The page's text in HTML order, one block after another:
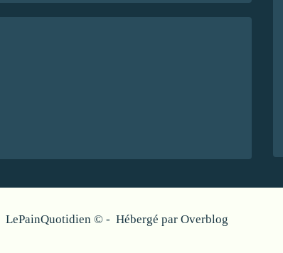
LePainQuotidien © - Hébergé par Overblog